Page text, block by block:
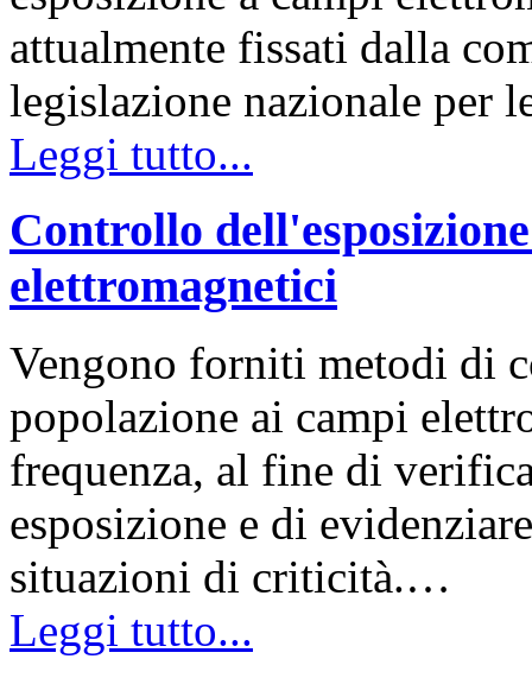
attualmente fissati dalla
legislazione nazionale per
Leggi tutto...
Controllo
elettromagnetici
Vengono forniti metodi di
popolazione ai campi
frequenza, al fine di
esposizione e di
situazioni di criticità.…
Leggi tutto...